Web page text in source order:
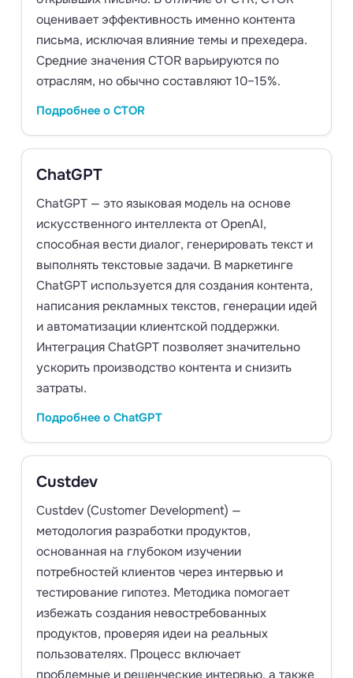
оценивает эффективность именно контента
письма, исключая влияние темы и прехедера.
Средние значения CTOR варьируются по
отраслям, но обычно составляют 10–15%.
Подробнее о CTOR
ChatGPT
ChatGPT — это языковая модель на основе
искусственного интеллекта от OpenAI,
способная вести диалог, генерировать текст и
выполнять текстовые задачи. В маркетинге
ChatGPT используется для создания контента,
написания рекламных текстов, генерации идей
и автоматизации клиентской поддержки.
Интеграция ChatGPT позволяет значительно
ускорить производство контента и снизить
затраты.
Подробнее о ChatGPT
Custdev
Custdev (Customer Development) —
методология разработки продуктов,
основанная на глубоком изучении
потребностей клиентов через интервью и
тестирование гипотез. Методика помогает
избежать создания невостребованных
продуктов, проверяя идеи на реальных
пользователях. Процесс включает